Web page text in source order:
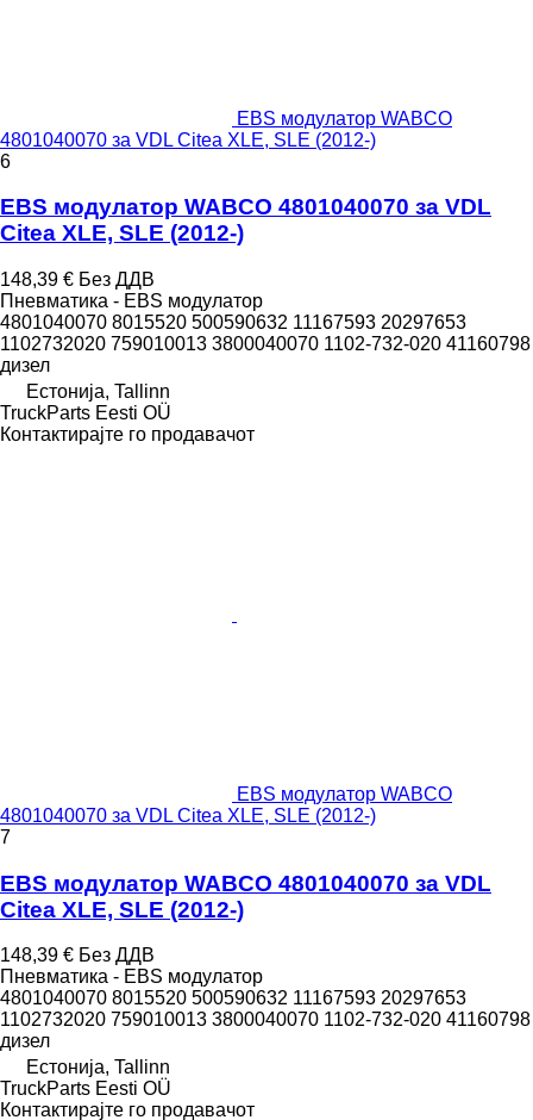
EBS модулатор WABCO
4801040070 за VDL Citea XLE, SLE (2012-)
6
EBS модулатор WABCO 4801040070 за VDL
Citea XLE, SLE (2012-)
148,39 € Без ДДВ
Пневматика - EBS модулатор
4801040070 8015520 500590632 11167593 20297653
1102732020 759010013 3800040070 1102-732-020 41160798
дизел
Естонија, Tallinn
TruckParts Eesti OÜ
Контактирајте го продавачот
EBS модулатор WABCO
4801040070 за VDL Citea XLE, SLE (2012-)
7
EBS модулатор WABCO 4801040070 за VDL
Citea XLE, SLE (2012-)
148,39 € Без ДДВ
Пневматика - EBS модулатор
4801040070 8015520 500590632 11167593 20297653
1102732020 759010013 3800040070 1102-732-020 41160798
дизел
Естонија, Tallinn
TruckParts Eesti OÜ
Контактирајте го продавачот